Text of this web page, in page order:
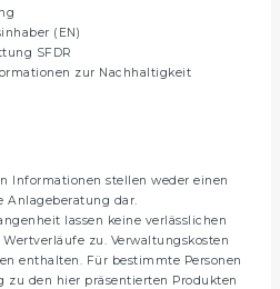
(EN)
SFDR
zur Nachhaltigkeit
Informationen stellen weder einen
Anlageberatung dar.
lassen keine verlässlichen
zu. Verwaltungskosten
enthalten. Für bestimmte Personen
zu den hier präsentierten Produkten